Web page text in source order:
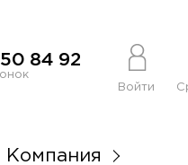
84 92
Войти
Компания